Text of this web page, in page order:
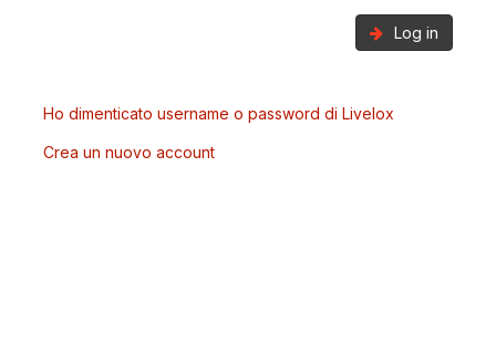
Log in
Ho dimenticato username o password di Livelox
Crea un nuovo account